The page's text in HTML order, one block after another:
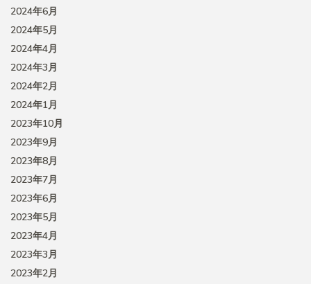
2024年6月
2024年5月
2024年4月
2024年3月
2024年2月
2024年1月
2023年10月
2023年9月
2023年8月
2023年7月
2023年6月
2023年5月
2023年4月
2023年3月
2023年2月